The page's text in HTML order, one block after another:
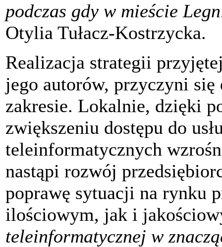
podczas gdy w mieście
Otylia Tułacz-Kostrzycka.
Realizacja strategii
jego autorów, przyczyni
zakresie. Lokalnie, dzięki
zwiększeniu dostępu do
teleinformatycznych
nastąpi rozwój
poprawę sytuacji na rynku
ilościowym, jak i
teleinformatycznej w